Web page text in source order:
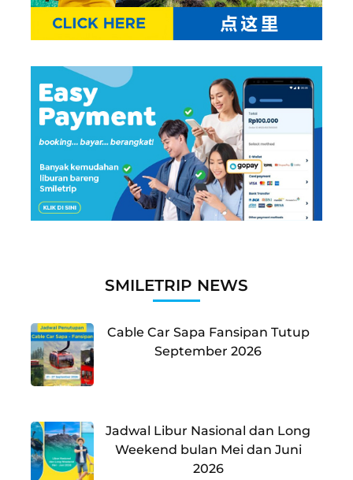
SMILETRIP NEWS
Cable Car Sapa Fansipan Tutup
September 2026
Jadwal Libur Nasional dan Long
Weekend bulan Mei dan Juni
2026